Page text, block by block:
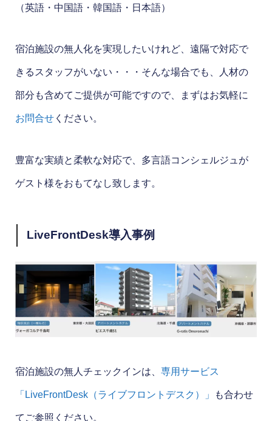
（英語・中国語・韓国語・日本語）
宿泊施設の無人化を実現したいけれど、遠隔で対応で
きるスタッフがいない・・・そんな場合でも、人材の
部分も含めてご提供が可能ですので、まずはお気軽に
お問合せください。
豊富な実績と柔軟な対応で、多言語コンシェルジュが
ゲスト様をおもてなし致します。
LiveFrontDesk導入事例
宿泊施設の無人チェックインは、 専用サービス
「LiveFrontDesk（ライブフロントデスク）」 も合わせ
てご参照ください。